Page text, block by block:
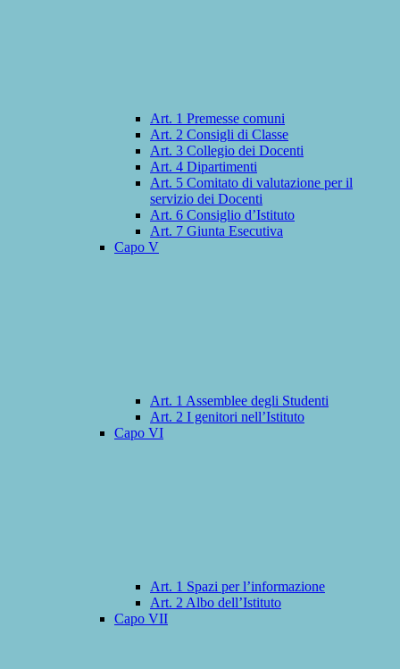
Art. 1 Premesse comuni
Art. 2 Consigli di Classe
Art. 3 Collegio dei Docenti
Art. 4 Dipartimenti
Art. 5 Comitato di valutazione per il
servizio dei Docenti
Art. 6 Consiglio d’Istituto
Art. 7 Giunta Esecutiva
Capo V
Art. 1 Assemblee degli Studenti
Art. 2 I genitori nell’Istituto
Capo VI
Art. 1 Spazi per l’informazione
Art. 2 Albo dell’Istituto
Capo VII